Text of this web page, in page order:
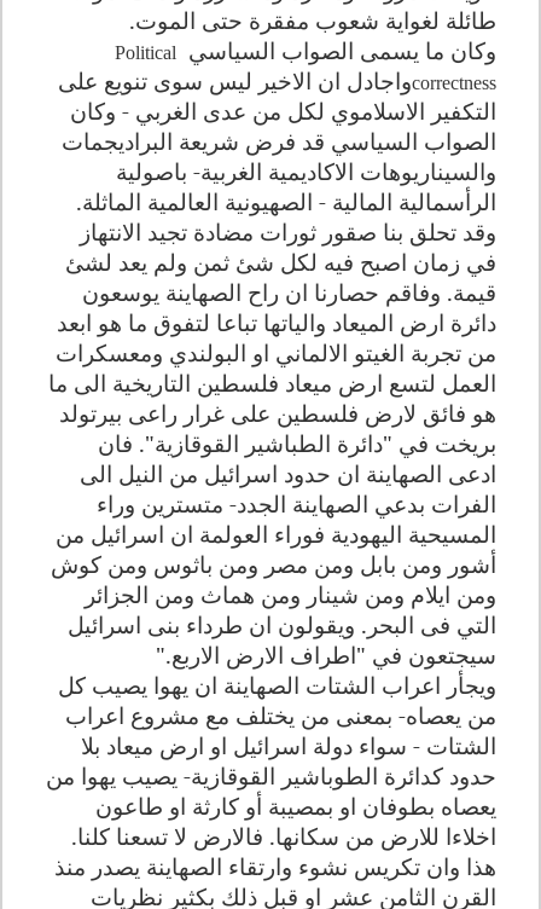
طائلة لغواية شعوب مفقرة حتى الموت.
وكان ما يسمى الصواب السياسي
Political
correctnessواجادل ان الاخير ليس سوى تنويع على
التكفير الاسلاموي لكل من عدى الغربي - وكان
الصواب السياسي قد فرض شريعة البراديجمات
والسيناريوهات الاكاديمية الغربية- باصولية
الرأسمالية المالية - الصهيونية العالمية الماثلة.
وقد تحلق بنا صقور ثورات مضادة تجيد الانتهاز
في زمان اصبح فيه لكل شئ ثمن ولم يعد لشئ
قيمة. وفاقم حصارنا ان راح الصهاينة يوسعون
دائرة ارض الميعاد والياتها تباعا لتفوق ما هو ابعد
من تجربة الغيتو الالماني او البولندي ومعسكرات
العمل لتسع ارض ميعاد فلسطين التاريخية الى ما
هو فائق لارض فلسطين على غرار راعى بيرتولد
بريخت في "دائرة الطباشير القوقازية". فان
ادعى الصهاينة ان حدود اسرائيل من النيل الى
الفرات بدعي الصهاينة الجدد- متسترين وراء
المسيحية اليهودية فوراء العولمة ان اسرائيل من
أشور ومن بابل ومن مصر ومن باثوس ومن كوش
ومن ايلام ومن شينار ومن هماث ومن الجزائر
التي فى البحر. ويقولون ان طرداء بنى اسرائيل
سيجتعون في "اطراف الارض الاربع."
ويجأر اعراب الشتات الصهاينة ان يهوا يصيب كل
من يعصاه- بمعنى من يختلف مع مشروع اعراب
الشتات - سواء دولة اسرائيل او ارض ميعاد بلا
حدود كدائرة الطوباشير القوقازية- يصيب يهوا من
يعصاه بطوفان او بمصيبة أو كارثة او طاعون
اخلاءا للارض من سكانها. فالارض لا تسعنا كلنا.
هذا وان تكريس نشوء وارتقاء الصهاينة يصدر منذ
القرن الثامن عشر او قبل ذلك بكثير نظريات